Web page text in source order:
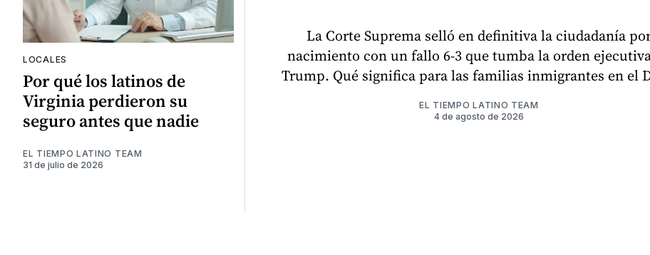
LOCALES
Por qué los latinos de
Virginia perdieron su
seguro antes que nadie
EL TIEMPO LATINO TEAM
31 de julio de 2026
La Corte Suprema selló en definitiva la ciudadanía
nacimiento con un fallo 6-3 que tumba la orden
Trump. Qué significa para las familias inmigrantes en el
EL TIEMPO LATINO TEAM
4 de agosto de 2026